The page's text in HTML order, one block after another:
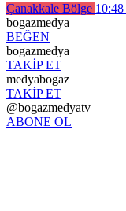
Çanakkale Bölge 10:48
bogazmedya
BEĞEN
bogazmedya
TAKİP ET
medyabogaz
TAKİP ET
@bogazmedyatv
ABONE OL